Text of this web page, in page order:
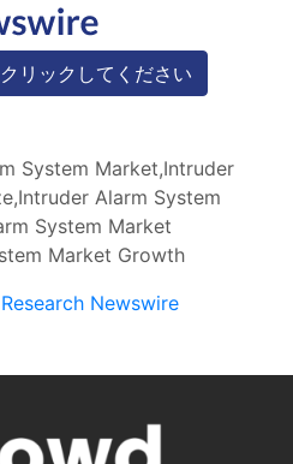
リックしてください
System Market,Intruder
Alarm System
System Market
Market Growth
Research Newswire